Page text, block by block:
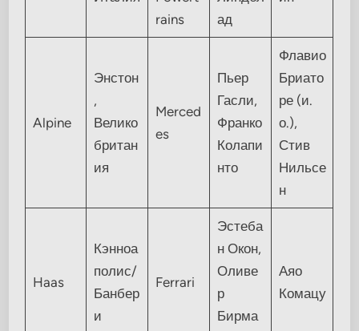
rains
ад
Alpine
Энстон
,
Велико
британ
ия
Merced
es
Пьер
Гасли,
Франко
Колапи
нто
Флавио
Бриато
ре (и.
о.),
Стив
Нильсе
н
Haas
Кэнноа
полис/
Банбер
и
Ferrari
Эстеба
н Окон,
Оливе
р
Бирма
Аяо
Комацу